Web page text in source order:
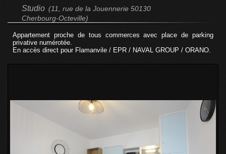
Studio (11, rue de la Jouennerie 50130
Cherbourg-Octeville)
Appartement proche de tous commerces avec place de parking
privative numérotée.
En accès direct pour Flamanvile / EPR / NAVAL GROUP / ORANO.